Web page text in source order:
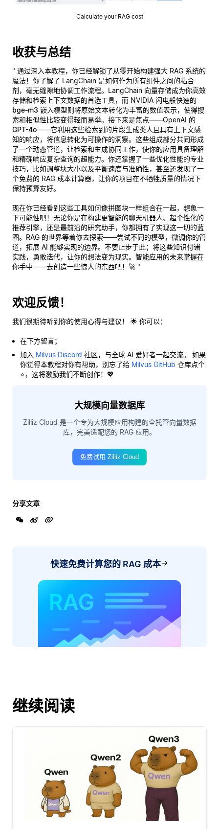
Calculate your RAG cost
收获与总结
" 通过深入本教程，你已经解锁了从零开始构建强大 RAG 系统的
魔法！你了解了 LangChain 是如何作为所有组件之间的粘合
剂，毫无缝隙地协调工作流程。LangChain 向量存储成为你高效
存储和检索上下文数据的首选工具，而 NVIDIA 闪电般快速的
bge-m3 嵌入模型则将原始文本转化为丰富的数值表示，使得搜
索和相似性比较变得轻而易举。接下来是焦点——OpenAI 的
GPT-4o——它利用这些检索到的片段生成类人且具有上下文感
知的响应，将信息转化为可操作的洞察。这些组成部分共同形成
了一个动态管道，让检索和生成协同工作，使你的应用具备理解
和精确响应复杂查询的超能力。你还掌握了一些优化性能的专业
技巧，比如调整块大小以及平衡速度与准确性，甚至还发现了一
个免费的 RAG 成本计算器，让你的项目在不牺牲质量的情况下
保持预算友好。
现在你已经看到这些工具如何像拼图块一样组合在一起，想象一
下可能性吧！无论你是在构建更智能的聊天机器人、超个性化的
推荐引擎，还是最前沿的研究助手，你都拥有了实现这一切的蓝
图。RAG 的世界等着你去探索——尝试不同的模型，微调你的管
道，拓展 AI 能够实现的边界。不要止步于此；将这些知识付诸
实践，勇敢迭代，让你的想法变为现实。智能应用的未来掌握在
你手中——去创造一些惊人的东西吧！🚀 "
欢迎反馈！
我们很期待听到你的使用心得与建议！ 🌟 你可以：
在下方留言；
加入 Milvus Discord 社区，与全球 AI 爱好者一起交流。 如果
你觉得本教程对你有帮助，别忘了给 Milvus GitHub 仓库点个
⭐，这将激励我们不断创作！💖
大规模向量数据库
Zilliz Cloud 是一个专为大规模应用构建的全托管向量数据
库，完美适配您的 RAG 应用。
免费试用 Zilliz Cloud
分享文章
快速免费计算您的 RAG 成本
继续阅读